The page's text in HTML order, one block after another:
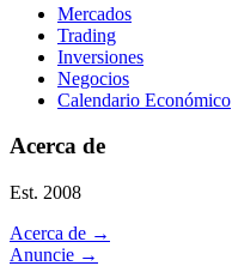
Mercados
Trading
Inversiones
Negocios
Calendario Económico
Acerca de
Est. 2008
Acerca de →
Anuncie →